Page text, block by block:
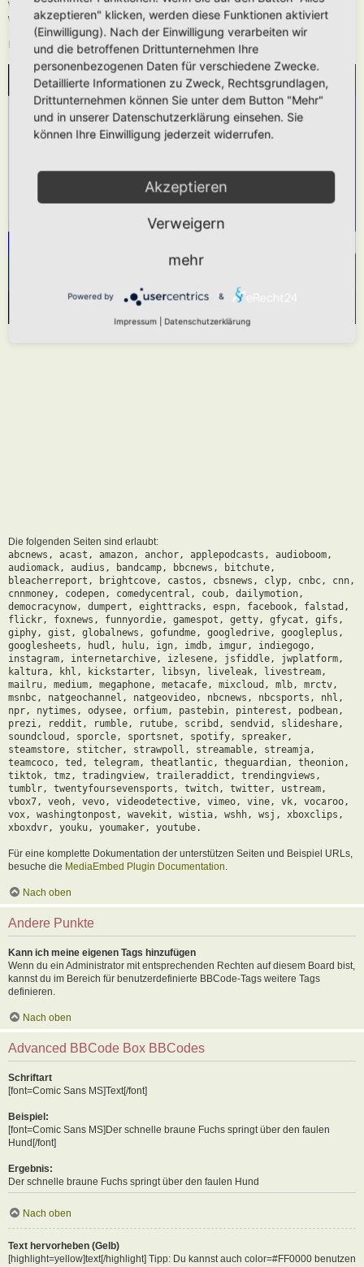
Wie oben beschrieben kann die URL auch ohne die[media]Tags verwendet
werden.
Das hier gezeigt Beispiel würde folgendes generieren:
WIR BENÖTIGEN IHRE ZUSTIMMUNG, UM
DEN YOUTUBE-SERVICE ZU LADEN!
um Videoinhalte einzubetten. Dieser Service kann
Daten zu Ihren Aktivitäten sammeln. Bitte lesen
Sie die Details durch und stimmen Sie der
Nutzung des Service zu, um dieses Video
Mehr Informationen
Powered byUsercentrics Consent Management Platform
Die folgenden Seiten sind erlaubt:
abcnews, acast, amazon, anchor, applepodcasts, audioboom,
audiomack, audius, bandcamp, bbcnews, bitchute,
bleacherreport, brightcove, castos, cbsnews, clyp, cnbc, cnn,
cnnmoney, codepen, comedycentral, coub, dailymotion,
democracynow, dumpert, eighttracks, espn, facebook, falstad,
flickr, foxnews, funnyordie, gamespot, getty, gfycat, gifs,
giphy, gist, globalnews, gofundme, googledrive, googleplus,
googlesheets, hudl, hulu, ign, imdb, imgur, indiegogo,
instagram, internetarchive, izlesene, jsfiddle, jwplatform,
kaltura, khl, kickstarter, libsyn, liveleak, livestream,
mailru, medium, megaphone, metacafe, mixcloud, mlb, mrctv,
msnbc, natgeochannel, natgeovideo, nbcnews, nbcsports, nhl,
npr, nytimes, odysee, orfium, pastebin, pinterest, podbean,
prezi, reddit, rumble, rutube, scribd, sendvid, slideshare,
soundcloud, sporcle, sportsnet, spotify, spreaker,
steamstore, stitcher, strawpoll, streamable, streamja,
teamcoco, ted, telegram, theatlantic, theguardian, theonion,
tiktok, tmz, tradingview, traileraddict, trendingviews,
tumblr, twentyfoursevensports, twitch, twitter, ustream,
vbox7, veoh, vevo, videodetective, vimeo, vine, vk, vocaroo,
vox, washingtonpost, wavekit, wistia, wshh, wsj, xboxclips,
xboxdvr, youku, youmaker, youtube.
Für eine komplette Dokumentation der unterstützen Seiten und Beispiel URLs,
besuche die MediaEmbed Plugin Documentation.
Nach oben
Andere Punkte
Kann ich meine eigenen Tags hinzufügen
Wenn du ein Administrator mit entsprechenden Rechten auf diesem Board bist,
kannst du im Bereich für benutzerdefinierte BBCode-Tags weitere Tags
definieren.
Nach oben
Advanced BBCode Box BBCodes
Schriftart
[font=Comic Sans MS]Text[/font]
Beispiel:
[font=Comic Sans MS]Der schnelle braune Fuchs springt über den faulen
Hund[/font]
Ergebnis:
Der schnelle braune Fuchs springt über den faulen Hund
Nach oben
Text hervorheben (Gelb)
[highlight=yellow]text[/highlight] Tipp: Du kannst auch color=#FF0000 benutzen
akzeptieren" klicken, werden diese Funktionen aktiviert
(Einwilligung). Nach der Einwilligung verarbeiten wir
und die betroffenen Drittunternehmen Ihre
personenbezogenen Daten für verschiedene Zwecke.
Detaillierte Informationen zu Zweck, Rechtsgrundlagen,
Drittunternehmen können Sie unter dem Button "Mehr"
und in unserer Datenschutzerklärung einsehen. Sie
können Ihre Einwilligung jederzeit widerrufen.
Akzeptieren
Verweigern
mehr
Powered by &
Impressum Datenschutzerklärung